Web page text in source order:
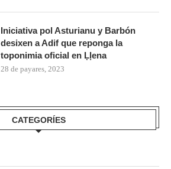
Iniciativa pol Asturianu y Barbón
desixen a Adif que reponga la
toponimia oficial en Ḷḷena
28 de payares, 2023
CATEGORÍES